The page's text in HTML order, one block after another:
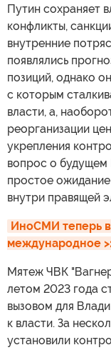
Путин сохраняет
конфликты,
внутренние
появлялись
позиций, однако
с которым
власти, а,
реорганизации
укрепления
вопрос о будущем
простое
внутри правящей
ИноСМИ теперь в
международное
Мятеж ЧВК
летом 2023 года
вызовом для
к власти. За
установили